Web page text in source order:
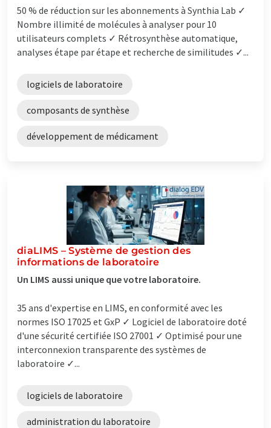
50 % de réduction sur les abonnements à Synthia Lab ✓
Nombre illimité de molécules à analyser pour 10
utilisateurs complets ✓ Rétrosynthèse automatique,
analyses étape par étape et recherche de similitudes ✓...
logiciels de laboratoire
composants de synthèse
développement de médicament
diaLIMS – Système de gestion des
informations de laboratoire
Un LIMS aussi unique que votre laboratoire.
35 ans d'expertise en LIMS, en conformité avec les
normes ISO 17025 et GxP ✓ Logiciel de laboratoire doté
d'une sécurité certifiée ISO 27001 ✓ Optimisé pour une
interconnexion transparente des systèmes de
laboratoire ✓...
logiciels de laboratoire
administration du laboratoire